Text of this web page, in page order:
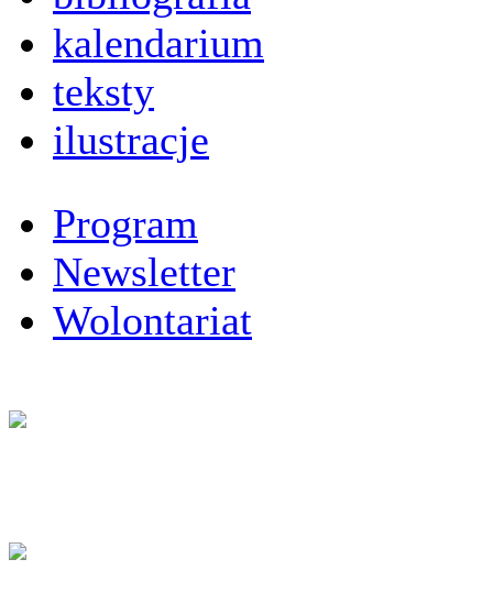
kalendarium
teksty
ilustracje
Program
Newsletter
Wolontariat